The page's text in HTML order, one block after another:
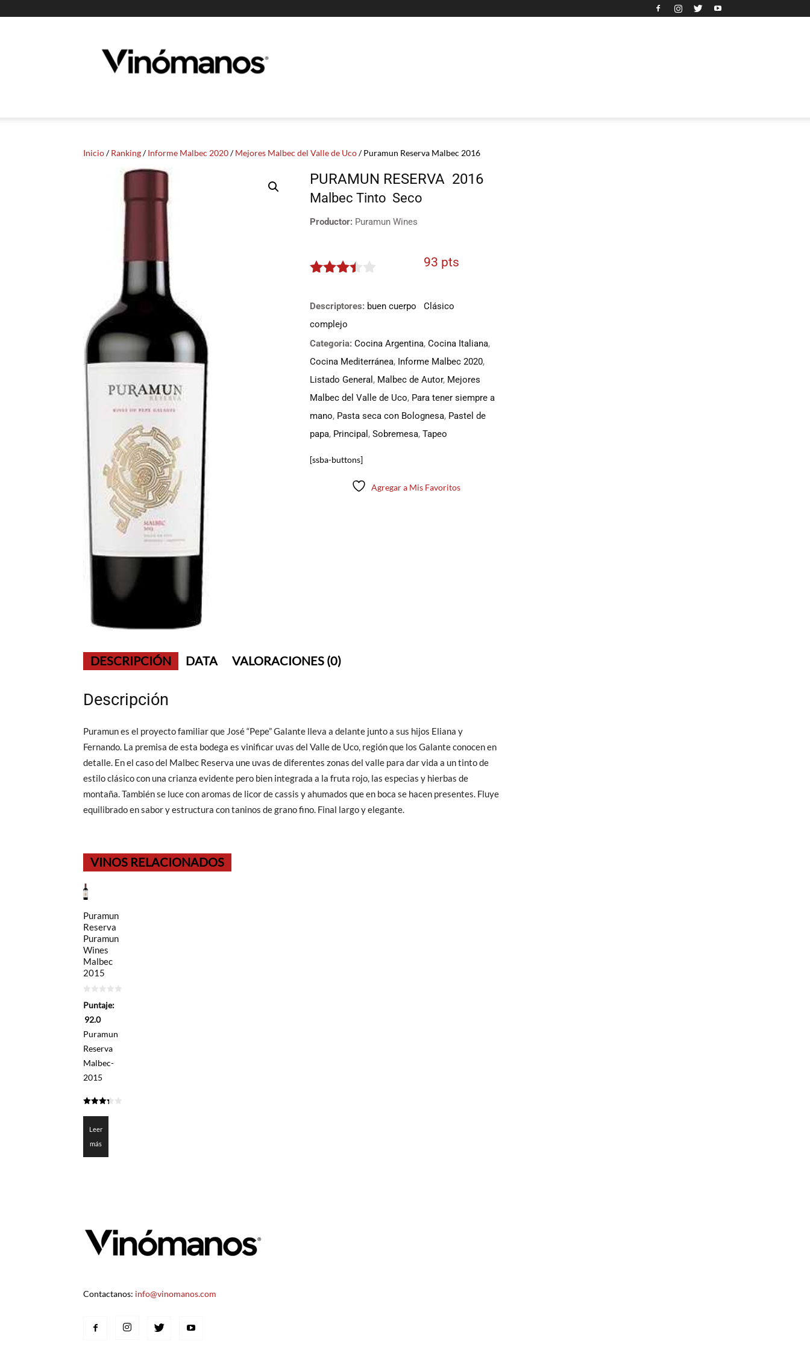
Vinomanos
Inicio/Ranking/Informe Malbec 2020/Mejores Malbec del Valle de Uco/ Puramun Reserva Malbec 2016
PURAMUN RESERVA 2016
Malbec Tinto Seco
Productor: Puramun Wines
93 pts
Descriptores: buen cuerpo
Clásico
complejo
Categoria: Cocina Argentina, Cocina Italiana,
Cocina Mediterránea, Informe Malbec 2020,
Listado General , Malbec de Autor, Mejores
Malbec del Valle de Uco, Para tener siempre a
mano, Pasta seca con Bolognesa, Pastel de
papa, Principal , Sobremesa, Tapeo
[ssba-buttons]
Agregar a Mis Favoritos
DESCRIPCIÓN DATA VALORACIONES (0)
Descripción
Puramun es el proyecto familiar que José “Pepe” Galante lleva a delante junto a sus hijos Eliana y
Fernando. La premisa de esta bodega es vinificar uvas del Valle de Uco, región que los Galante conocen en
detalle. En el caso del Malbec Reserva une uvas de diferentes zonas del valle para dar vida a un tinto de
estilo clásico con una crianza evidente pero bien integrada a la fruta rojo, las especias y hierbas de
montaña. También se luce con aromas de licor de cassis y ahumados que en boca se hacen presentes. Fluye
equilibrado en sabor y estructura con taninos de grano fino. Final largo y elegante.
VINOS RELACIONADOS
Puramun
Reserva
Puramun
Wines
Malbec
2015
de
Puntaje:
92.0
Puramun
Reserva
Malbec-
2015
de 5
Leer
más
Contactanos: info@vinomanos.com